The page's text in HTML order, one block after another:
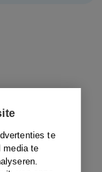
te
media te